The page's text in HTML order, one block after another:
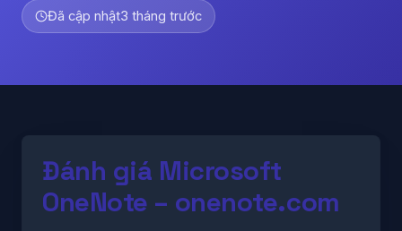
Đã cập nhật3 tháng trước
Đánh giá Microsoft
OneNote – onenote.com